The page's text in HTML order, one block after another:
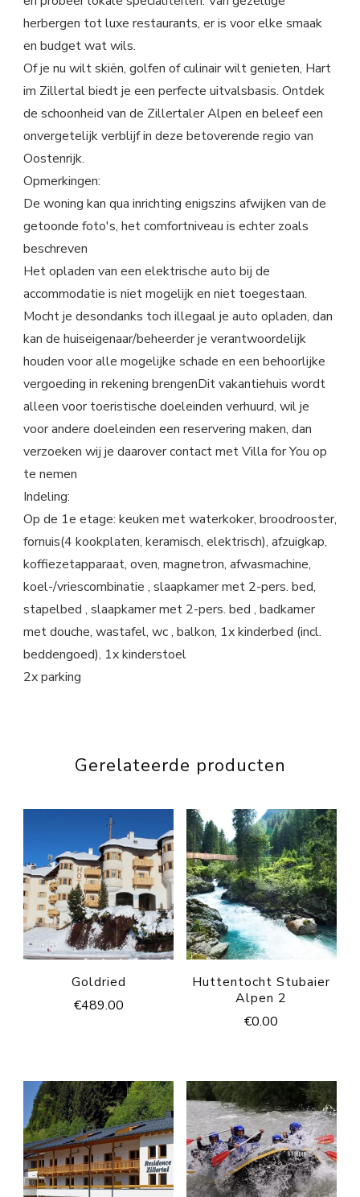
herbergen tot luxe restaurants, er is voor elke smaak
en budget wat wils.
Of je nu wilt skiën, golfen of culinair wilt genieten, Hart
im Zillertal biedt je een perfecte uitvalsbasis. Ontdek
de schoonheid van de Zillertaler Alpen en beleef een
onvergetelijk verblijf in deze betoverende regio van
Oostenrijk.
Opmerkingen:
De woning kan qua inrichting enigszins afwijken van de
getoonde foto's, het comfortniveau is echter zoals
beschreven
Het opladen van een elektrische auto bij de
accommodatie is niet mogelijk en niet toegestaan.
Mocht je desondanks toch illegaal je auto opladen, dan
kan de huiseigenaar/beheerder je verantwoordelijk
houden voor alle mogelijke schade en een behoorlijke
vergoeding in rekening brengenDit vakantiehuis wordt
alleen voor toeristische doeleinden verhuurd, wil je
voor andere doeleinden een reservering maken, dan
verzoeken wij je daarover contact met Villa for You op
te nemen
Indeling:
Op de 1e etage: keuken met waterkoker, broodrooster,
fornuis(4 kookplaten, keramisch, elektrisch), afzuigkap,
koffiezetapparaat, oven, magnetron, afwasmachine,
koel-/vriescombinatie , slaapkamer met 2-pers. bed,
stapelbed , slaapkamer met 2-pers. bed , badkamer
met douche, wastafel, wc , balkon, 1x kinderbed (incl.
beddengoed), 1x kinderstoel
2x parking
Gerelateerde producten
Goldried
€489.00
Huttentocht Stubaier
Alpen 2
€0.00